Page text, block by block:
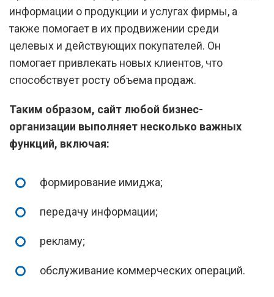
информации о продукции и услугах фирмы, а
также помогает в их продвижении среди
целевых и действующих покупателей. Он
помогает привлекать новых клиентов, что
способствует росту объема продаж.
Таким образом, сайт любой бизнес-
организации выполняет несколько важных
функций, включая:
формирование имиджа;
передачу информации;
рекламу;
обслуживание коммерческих операций.